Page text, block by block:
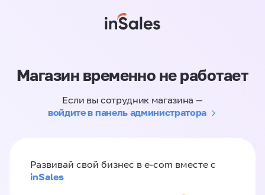
Магазин временно не работает
Если вы сотрудник магазина —
войдите в панель администратора
Развивай свой бизнес в e-com вместе с
inSales